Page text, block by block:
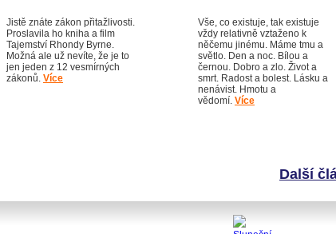
Jistě znáte zákon přitažlivosti.
Proslavila ho kniha a film
Tajemství Rhondy Byrne.
Možná ale už nevíte, že je to
jen jeden z 12 vesmírných
zákonů. Více
Vše, co existuje, tak existuje
vždy relativně vztaženo k
něčemu jinému. Máme tmu a
světlo. Den a noc. Bílou a
černou. Dobro a zlo. Život a
smrt. Radost a bolest. Lásku a
nenávist. Hmotu a
vědomí. Více
Další